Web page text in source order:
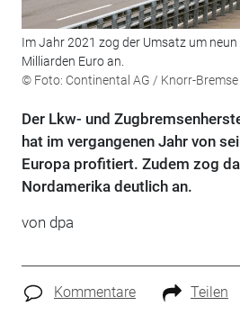
Im Jahr 2021 zog der Umsatz um
Milliarden Euro an.
© Foto: Continental AG / Knorr-Bremse
Der Lkw- und
hat im vergangenen Jahr von
Europa profitiert. Zudem zog
Nordamerika deutlich an.
von dpa
Kommentare Teilen